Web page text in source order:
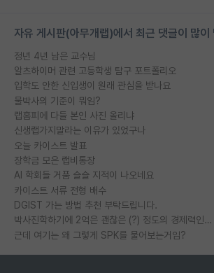
자유 게시판(아무개랩)에서 최근 댓글이 많이
정년 4년 남은 교수님
알츠하이머 관련 고등학생 탐구 포트폴리오
입학도 안한 신입생이 원래 관심을 받나요
물박사의 기준이 뭐임?
랩홈피에 다들 본인 사진 올리냐
신생랩가지말라는 이유가 있었구나
오늘 카이스트 발표
장학금 모은 랩비통장
AI 학회들 거품 슬슬 지적이 나오네요
카이스트 서류 전형 배수
DGIST 가는 방법 추천 부탁드립니다.
박사진학하기에 2억은 괜찮은 (?) 정도의 경제력인가요
근데 여기는 왜 그렇게 SPK를 물어보는거임?